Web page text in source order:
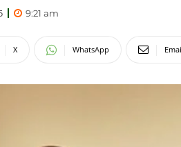
9:21 am
X WhatsApp